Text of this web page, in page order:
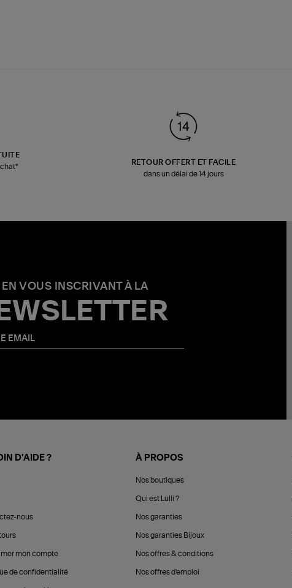
RETOUR OFFERT ET FACILE
dans un délai de 14 jours
VOUS INSCRIVANT À LA
D'AIDE ?
nous
mon compte
de confidentialité
À PROPOS
Nos boutiques
Qui est Lulli ?
Nos garanties
Nos garanties Bijoux
Nos offres & conditions
Nos offres d'emploi